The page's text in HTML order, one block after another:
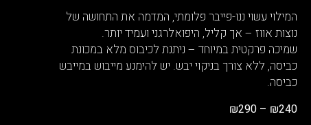
המילוי עשוי ננו-פייבר פלומתי, המדמה את התחושה של
נוצות אווז – אך קליל, היפואלרגני ועמיד יותר.
שמיכה פרקטית במיוחד – ניתנת לכיבוס מלא במכונת
כביסה, ללא צורך בניקוי יבש. יש להימנע מייבוש במייבש
כביסה.
₪240
–
₪290